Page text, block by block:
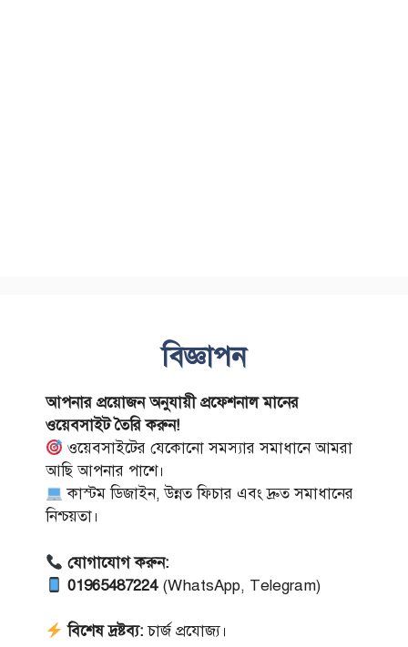
বিজ্ঞাপন
আপনার প্রয়োজন অনুযায়ী প্রফেশনাল মানের
ওয়েবসাইট তৈরি করুন!
ওয়েবসাইটের যেকোনো সমস্যার সমাধানে আমরা
আছি আপনার পাশে।
কাস্টম ডিজাইন, উন্নত ফিচার এবং দ্রুত সমাধানের
নিশ্চয়তা।
যোগাযোগ করুন:
01965487224(WhatsApp, Telegram)
বিশেষ দ্রষ্টব্য:চার্জ প্রযোজ্য।